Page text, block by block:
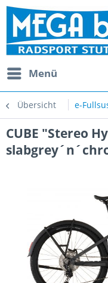
Menü
Übersicht e-
CUBE "Stereo